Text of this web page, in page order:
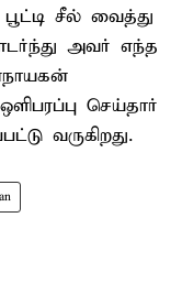
சீல் வைத்து
அவர் எந்த
செய்தார்
வருகிறது.